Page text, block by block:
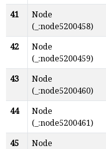
41
Node
(_:node5200458)
42
Node
(_:node5200459)
43
Node
(_:node5200460)
44
Node
(_:node5200461)
45
Node